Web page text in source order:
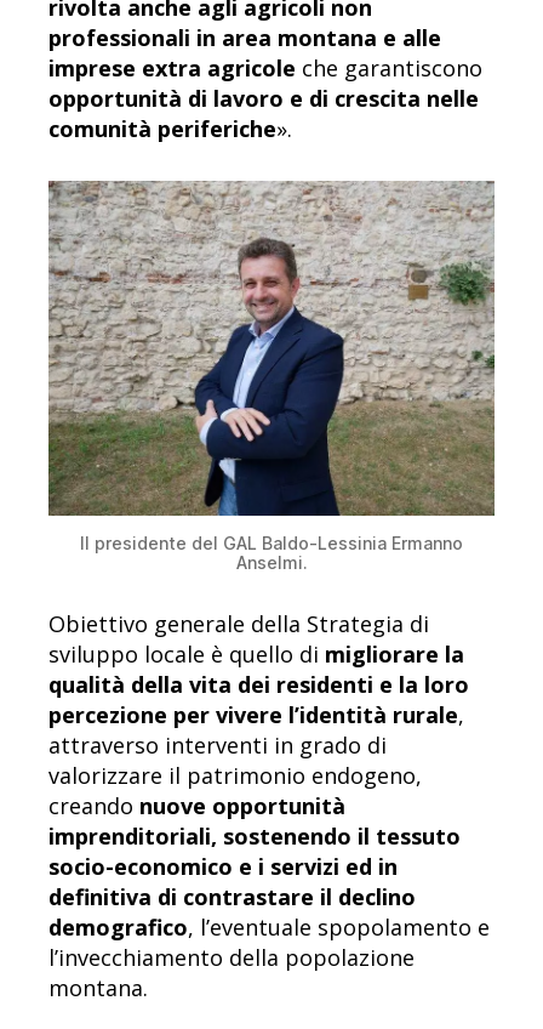
rivolta anche agli agricoli non
professionali in area montana e alle
imprese extra agricole che garantiscono
opportunità di lavoro e di crescita nelle
comunità periferiche».
Il presidente del GAL Baldo-Lessinia Ermanno
Anselmi.
Obiettivo generale della Strategia di
sviluppo locale è quello di migliorare la
qualità della vita dei residenti e la loro
percezione per vivere l’identità rurale,
attraverso interventi in grado di
valorizzare il patrimonio endogeno,
creando nuove opportunità
imprenditoriali, sostenendo il tessuto
socio-economico e i servizi ed in
definitiva di contrastare il declino
demografico, l’eventuale spopolamento e
l’invecchiamento della popolazione
montana.